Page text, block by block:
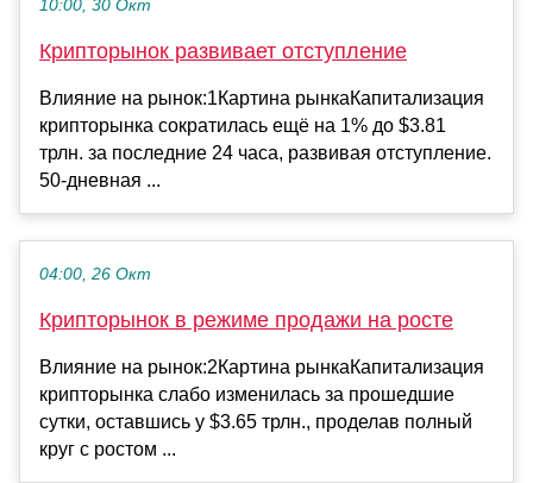
10:00, 30 Окт
Крипторынок развивает отступление
Влияние на рынок:1Картина рынкаКапитализация
крипторынка сократилась ещё на 1% до $3.81
трлн. за последние 24 часа, развивая отступление.
50-дневная ...
04:00, 26 Окт
Крипторынок в режиме продажи на росте
Влияние на рынок:2Картина рынкаКапитализация
крипторынка слабо изменилась за прошедшие
сутки, оставшись у $3.65 трлн., проделав полный
круг с ростом ...